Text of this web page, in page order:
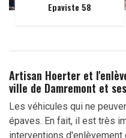
Epaviste 58
Artisan Hoerter et
ville de Damremont et
Les véhicules qui ne
épaves. En fait, il est très
interventions